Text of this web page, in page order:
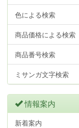
色による検索
商品価格による検索
商品番号検索
ミサンガ文字検索
情報案内
新着案内